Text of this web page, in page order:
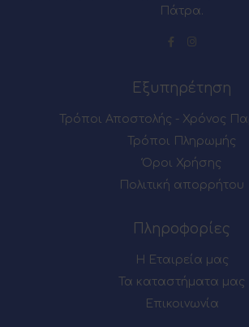
Πάτρα.
Εξυπηρέτηση
Τρόποι Αποστολής - Χρόνος
Τρόποι Πληρωμής
Όροι Χρήσης
Πολιτική απορρήτου
Πληροφορίες
Η Εταιρεία μας
Τα καταστήματα μας
Επικοινωνία